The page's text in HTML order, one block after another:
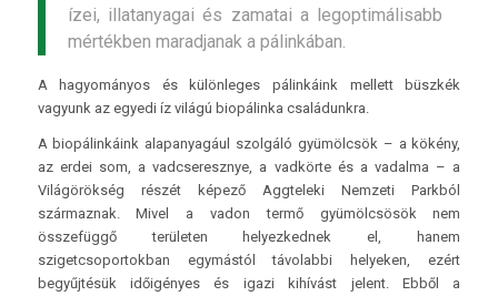
ízei, illatanyagai és zamatai a legoptimálisabb
mértékben maradjanak a pálinkában.
A hagyományos és különleges pálinkáink mellett büszkék
vagyunk az egyedi íz világú biopálinka családunkra.
A biopálinkáink alapanyagául szolgáló gyümölcsök – a kökény,
az erdei som, a vadcseresznye, a vadkörte és a vadalma – a
Világörökség részét képező Aggteleki Nemzeti Parkból
származnak. Mivel a vadon termő gyümölcsösök nem
összefüggő területen helyezkednek el, hanem
szigetcsoportokban egymástól távolabbi helyeken, ezért
begyűjtésük időigényes és igazi kihívást jelent. Ebből a